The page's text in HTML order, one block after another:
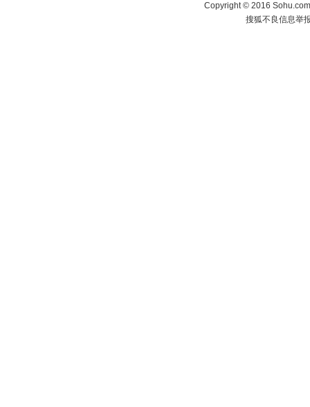
Copyright©2016
搜狐不良信息举